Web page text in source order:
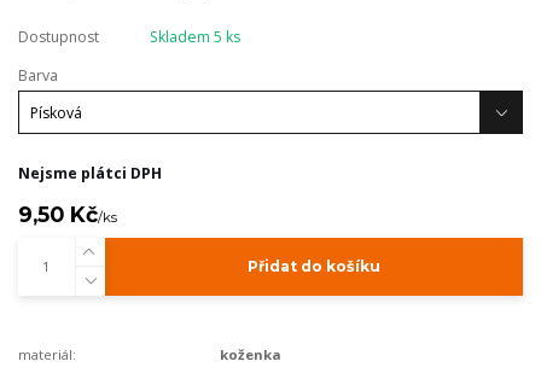
Dostupnost
Skladem 5 ks
Barva
Nejsme plátci DPH
9,50 Kč/ks
Přidat do košíku
materiál:
koženka